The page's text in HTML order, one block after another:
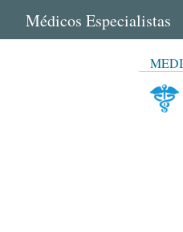
Médicos Especialistas